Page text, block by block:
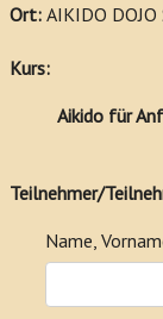
Ort: AIKIDO
Kurs:
Aikido für
Teilnehmer/
Name,